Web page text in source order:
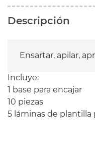
Descripción
Incluye:
1 base para encajar
10 piezas
5 láminas de plantilla